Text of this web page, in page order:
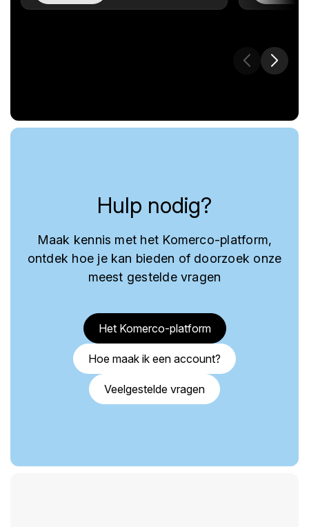
Hulp nodig?
Maak kennis met het Komerco-platform,
ontdek hoe je kan bieden of doorzoek onze
meest gestelde vragen
Het Komerco-platform
Hoe maak ik een account?
Veelgestelde vragen